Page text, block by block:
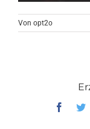
Von opt2o